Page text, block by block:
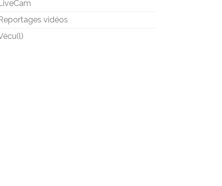
vidéos